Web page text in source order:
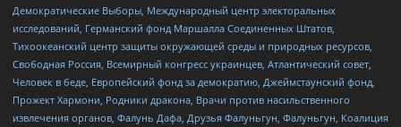
Демократические Выборы, Международный центр электоральных
исследований, Германский фонд Маршалла Соединенных Штатов,
Тихоокеанский центр защиты окружающей среды и природных ресурсов,
Свободная Россия, Всемирный конгресс украинцев, Атлантический совет,
Человек в беде, Европейский фонд за демократию, Джеймстаунский фонд,
Прожект Хармони, Родники дракона, Врачи против насильственного
извлечения органов, Фалунь Дафа, Друзья Фалуньгун, Фалуньгун, Коалиция